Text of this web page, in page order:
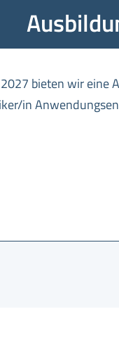
bieten wir eine
in